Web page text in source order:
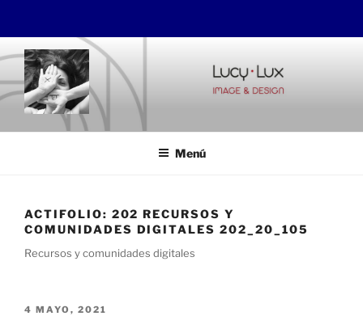
Saltar
al
contenido
LUCYLUX
Image&Design
Menú
ACTIFOLIO: 202 RECURSOS Y
COMUNIDADES DIGITALES 202_20_105
Recursos y comunidades digitales
PUBLICADO
4 MAYO, 2021